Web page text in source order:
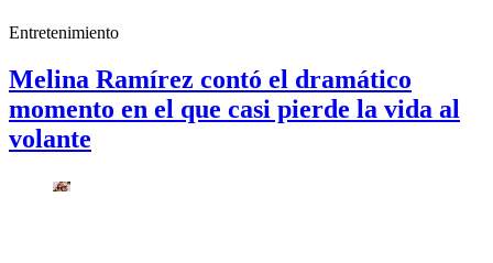
Entretenimiento
Melina Ramírez contó el dramático
momento en el que casi pierde la vida al
volante